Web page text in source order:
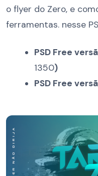
o flyer do Zero, e
ferramentas. nesse
PSD Free
1350)
PSD Free